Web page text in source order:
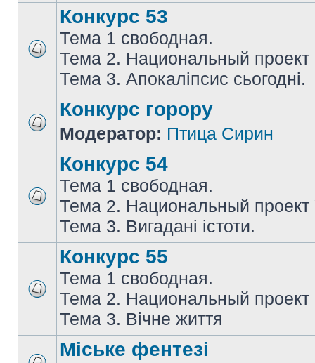
Конкурс 53
Тема 1 свободная.
Тема 2. Национальный проект
Тема 3. Апокаліпсис сьогодні.
Конкурс горору
Модератор: Птица Сирин
Конкурс 54
Тема 1 свободная.
Тема 2. Национальный проект
Тема 3. Вигадані істоти.
Конкурс 55
Тема 1 свободная.
Тема 2. Национальный проект
Тема 3. Вічне життя
Міське фентезі